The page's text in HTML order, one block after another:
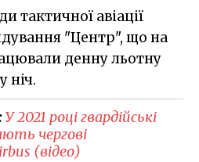
тактичної авіації
"Центр", що на
денну льотну
ніч.
У 2021 році гвардійські
чергові
(відео)